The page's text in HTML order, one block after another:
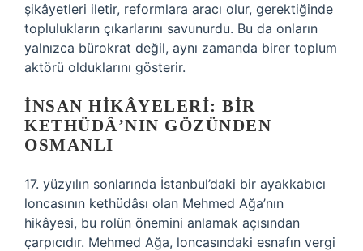
şikâyetleri iletir, reformlara aracı olur, gerektiğinde
toplulukların çıkarlarını savunurdu. Bu da onların
yalnızca bürokrat değil, aynı zamanda birer toplum
aktörü olduklarını gösterir.
İNSAN HIKÂYELERI: BIR
KETHÜDÂ’NIN GÖZÜNDEN
OSMANLI
17. yüzyılın sonlarında İstanbul’daki bir ayakkabıcı
loncasının kethüdâsı olan Mehmed Ağa’nın
hikâyesi, bu rolün önemini anlamak açısından
çarpıcıdır. Mehmed Ağa, loncasındaki esnafın vergi